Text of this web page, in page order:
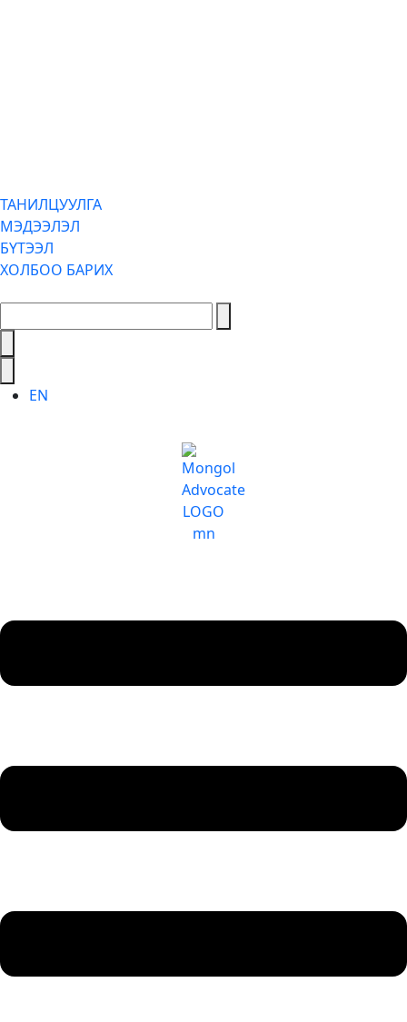
ТАНИЛЦУУЛГА
МЭДЭЭЛЭЛ
БҮТЭЭЛ
ХОЛБОО БАРИХ
EN